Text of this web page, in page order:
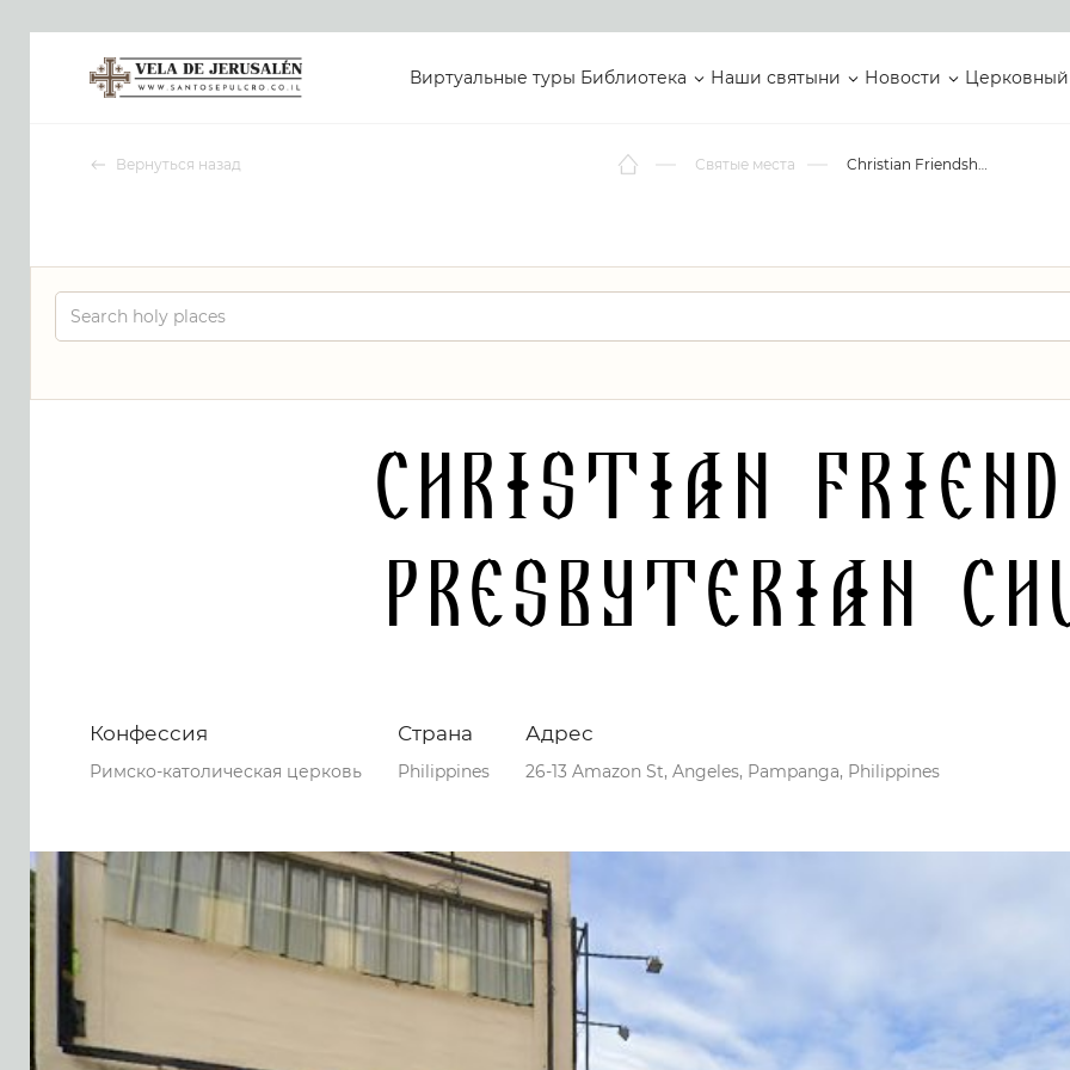
Виртуальные туры Библиотека Наши святыни Новости Церковный
Вернуться назад Святые места Christian Friendship Presbyterian Church
Christian
Presbyterian
Конфессия
Римско-католическая церковь
Страна
Philippines
Адрес
26-13 Amazon St, Angeles, Pampanga, Philippines
0 0 36